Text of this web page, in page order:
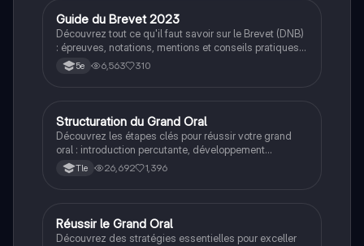
Méthodo
Guide du Brevet 2023
Découvrez tout ce qu'il faut savoir sur le Brevet (DNB)
: épreuves, notations, mentions et conseils pratiques
pour réussir. Ce document inclut des informations sur
les épreuves de français, maths, sciences, et histoire-
5e 6,563 310
Grand oral
Structuration du Grand Oral
Découvrez les étapes clés pour réussir votre grand
oral : introduction percutante, développement
argumenté, conclusion synthétique et stratégies pour
l'échange avec le jury. Ce guide pratique vous aidera
Tle 26,692 1,396
Grand oral
Réussir le Grand Oral
Découvrez des stratégies essentielles pour exceller